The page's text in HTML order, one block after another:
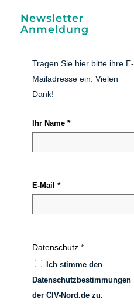
Newsletter
Anmeldung
Tragen Sie hier bitte ihre E-
Mailadresse ein. Vielen
Dank!
Ihr Name
E-Mail
Datenschutz
Ich stimme den
Datenschutzbestimmungen
der CIV-Nord.de zu.